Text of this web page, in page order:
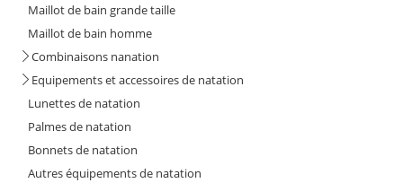
Maillot de bain grande taille
Maillot de bain homme
Combinaisons nanation
Equipements et accessoires de natation
Lunettes de natation
Palmes de natation
Bonnets de natation
Autres équipements de natation